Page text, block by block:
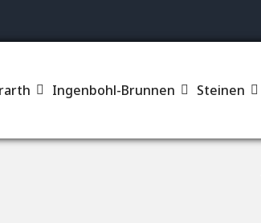
Ingenbohl-Brunnen Steinen